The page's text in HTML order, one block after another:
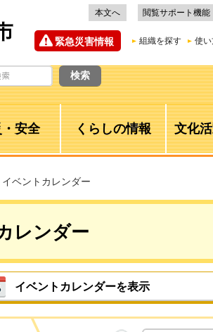
本文へ 閲覧サポート機能
緊急災害情報 組織を探す 使
安全 くらしの情報 文化
イベントカレンダー
レンダー
イベントカレンダーを表示